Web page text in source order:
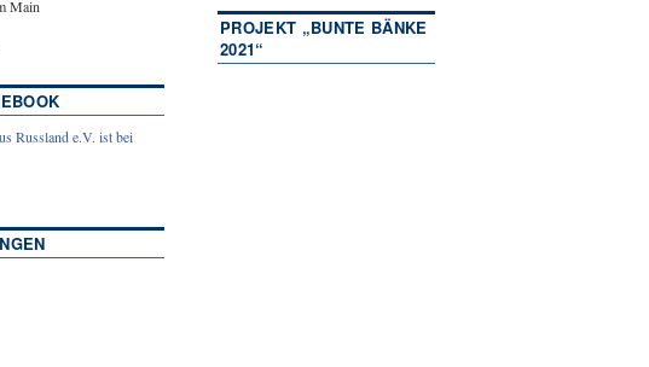
Main
Russland e.V. ist bei
PROJEKT „BUNTE BÄNKE
2021“